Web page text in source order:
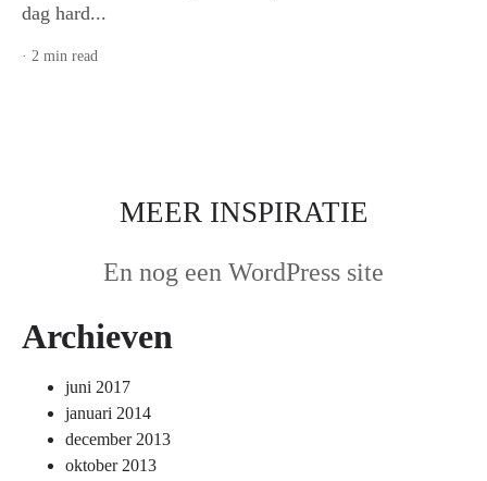
dag hard...
· 2 min read
MEER INSPIRATIE
En nog een WordPress site
Archieven
juni 2017
januari 2014
december 2013
oktober 2013